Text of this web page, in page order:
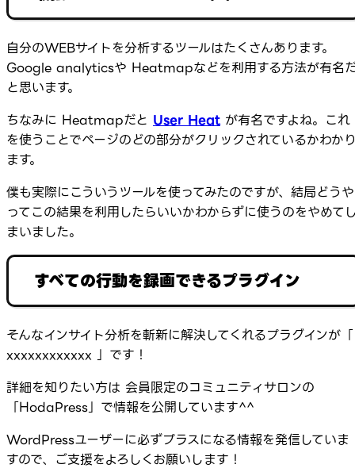
自分のWEBサイトを分析するツールはたくさんあります。
Google analyticsや Heatmapなどを利用する方法が有名
と思います。
ちなみに Heatmapだと User Heatが有名ですよね。これ
を使うことでページのどの部分がクリックされているかわか
ます。
僕も実際にこういうツールを使ってみたのですが、結局どうや
ってこの結果を利用したらいいかわからずに使うのをやめて
まいました。
すべての行動を録画できるプラグイン
そんなインサイト分析を斬新に解決してくれるプラグインが「
xxxxxxxxxxxx 」です！
詳細を知りたい方は 会員限定のコミュニティサロンの
「HodaPress」で情報を公開しています^^
WordPressユーザーに必ずプラスになる情報を発信していま
すので、ご支援をよろしくお願いします！